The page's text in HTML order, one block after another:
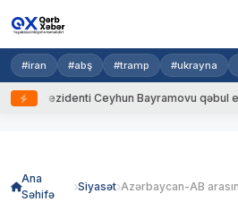
#iran #abş #tramp #ukrayna
Prezidenti Ceyhun Bayramovu qəbul edib
Ana
Səhifə
Siyasət